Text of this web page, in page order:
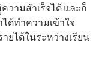
วามสำเร็จได้ และก็
ด้ทำความเข้าใจ
ยได้ในระหว่างเรียน